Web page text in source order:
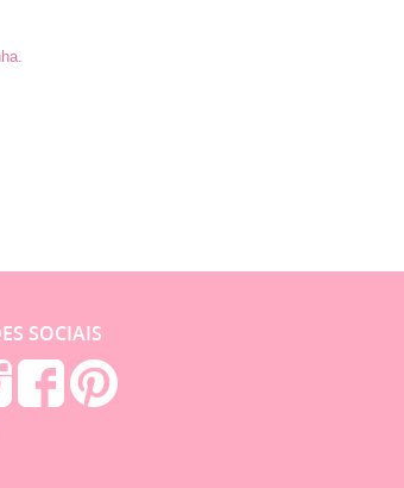
SOCIAIS